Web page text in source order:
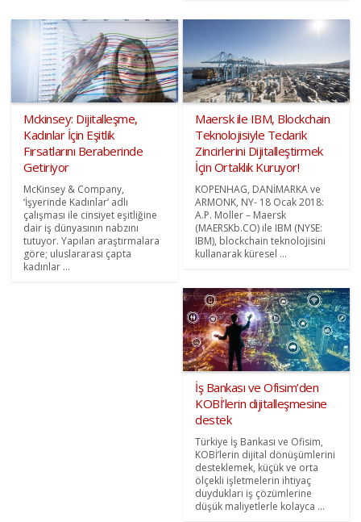
Mckinsey: Dijitalleşme,
Kadınlar İçin Eşitlik
Fırsatlarını Beraberinde
Getiriyor
McKinsey & Company,
‘İşyerinde Kadınlar’ adlı
çalışması ile cinsiyet eşitliğine
dair iş dünyasının nabzını
tutuyor. Yapılan araştırmalara
göre; uluslararası çapta
kadınlar ...
Maersk ile IBM, Blockchain
Teknolojisiyle Tedarik
Zincirlerini Dijitalleştirmek
İçin Ortaklık Kuruyor!
KOPENHAG, DANİMARKA ve
ARMONK, NY- 18 Ocak 2018:
A.P. Moller – Maersk
(MAERSKb.CO) ile IBM (NYSE:
IBM), blockchain teknolojisini
kullanarak küresel ...
İş Bankası ve Ofisim’den
KOBİ’lerin dijitalleşmesine
destek
Türkiye İş Bankası ve Ofisim,
KOBİ’lerin dijital dönüşümlerini
desteklemek, küçük ve orta
ölçekli işletmelerin ihtiyaç
duydukları iş çözümlerine
düşük maliyetlerle kolayca ...